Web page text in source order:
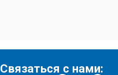
Связаться с нами: